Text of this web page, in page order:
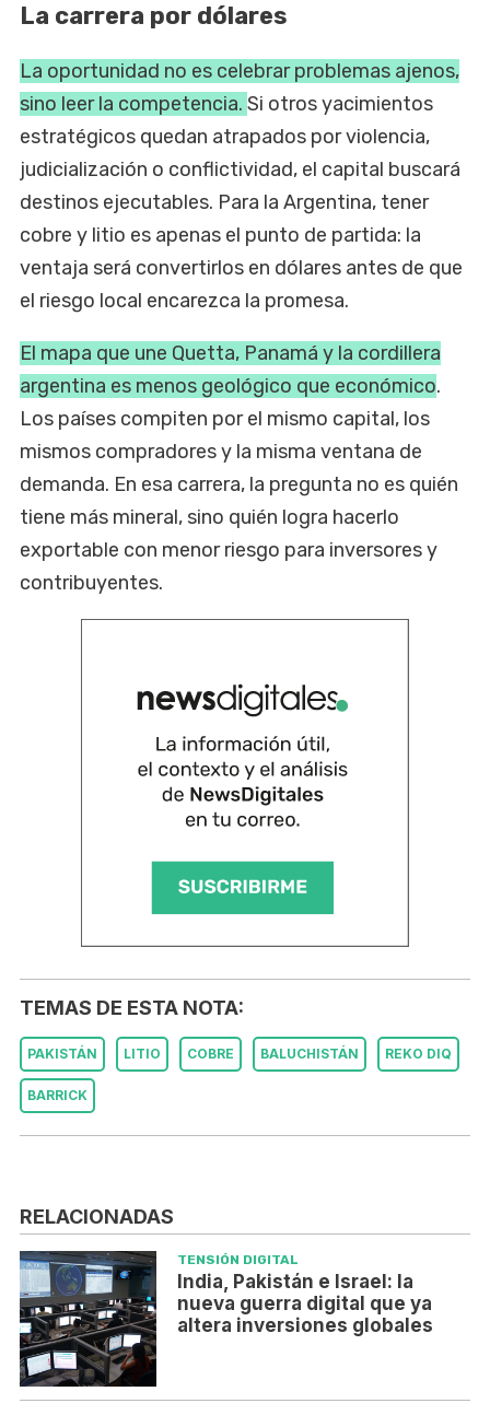
La carrera por dólares
La oportunidad no es celebrar problemas ajenos,
sino leer la competencia. Si otros yacimientos
estratégicos quedan atrapados por violencia,
judicialización o conflictividad, el capital buscará
destinos ejecutables. Para la Argentina, tener
cobre y litio es apenas el punto de partida: la
ventaja será convertirlos en dólares antes de que
el riesgo local encarezca la promesa.
El mapa que une Quetta, Panamá y la cordillera
argentina es menos geológico que económico.
Los países compiten por el mismo capital, los
mismos compradores y la misma ventana de
demanda. En esa carrera, la pregunta no es quién
tiene más mineral, sino quién logra hacerlo
exportable con menor riesgo para inversores y
contribuyentes.
TEMAS DE ESTA NOTA:
PAKISTÁN LITIO COBRE BALUCHISTÁN REKO DIQ
BARRICK
RELACIONADAS
TENSIÓN DIGITAL
India, Pakistán e Israel: la
nueva guerra digital que ya
altera inversiones globales